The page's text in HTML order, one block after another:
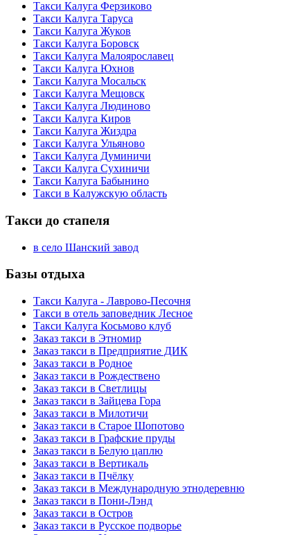
Такси Калуга Ферзиково
Такси Калуга Таруса
Такси Калуга Жуков
Такси Калуга Боровск
Такси Калуга Малоярославец
Такси Калуга Юхнов
Такси Калуга Мосальск
Такси Калуга Мещовск
Такси Калуга Людиново
Такси Калуга Киров
Такси Калуга Жиздра
Такси Калуга Ульяново
Такси Калуга Думиничи
Такси Калуга Сухиничи
Такси Калуга Бабынино
Такси в Калужскую область
Такси до стапеля
в село Шанский завод
Базы отдыха
Такси Калуга - Лаврово-Песочня
Такси в отель заповедник Лесное
Такси Калуга Косьмово клуб
Заказ такси в Этномир
Заказ такси в Предприятие ДИК
Заказ такси в Родное
Заказ такси в Рождествено
Заказ такси в Светлицы
Заказ такси в Зайцева Гора
Заказ такси в Милотичи
Заказ такси в Старое Шопотово
Заказ такси в Графские пруды
Заказ такси в Белую цаплю
Заказ такси в Вертикаль
Заказ такси в Пчёлку
Заказ такси в Международную этнодеревню
Заказ такси в Пони-Лэнд
Заказ такси в Остров
Заказ такси в Русское подворье